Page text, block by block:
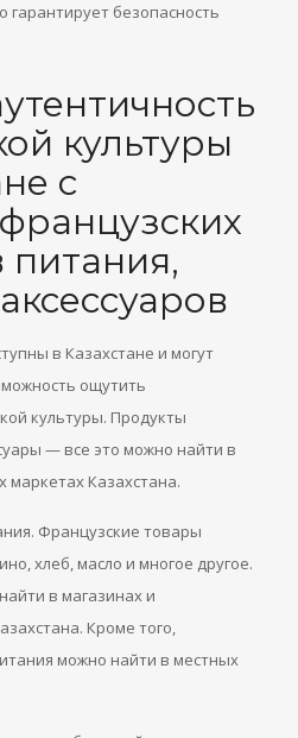
гарантирует безопасность
культуры
с
питания,
в Казахстане и могут
ощутить
культуры. Продукты
— все это можно найти в
маркетах Казахстана.
Французские товары
хлеб, масло и многое другое.
в магазинах и
Кроме того,
можно найти в местных